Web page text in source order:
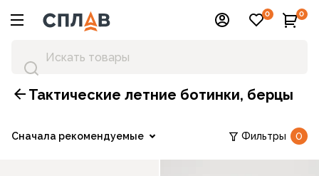
0 0
Тактические летние ботинки, берцы
Сначала рекомендуемые Фильтры 0